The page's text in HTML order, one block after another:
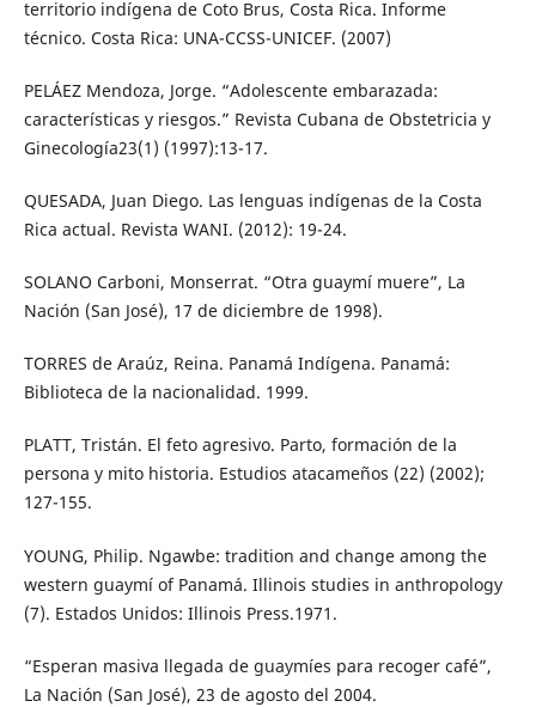
territorio indígena de Coto Brus, Costa Rica. Informe
técnico. Costa Rica: UNA-CCSS-UNICEF. (2007)
PELÁEZ Mendoza, Jorge. “Adolescente embarazada:
características y riesgos.” Revista Cubana de Obstetricia y
Ginecología23(1) (1997):13-17.
QUESADA, Juan Diego. Las lenguas indígenas de la Costa
Rica actual. Revista WANI. (2012): 19-24.
SOLANO Carboni, Monserrat. “Otra guaymí muere”, La
Nación (San José), 17 de diciembre de 1998).
TORRES de Araúz, Reina. Panamá Indígena. Panamá:
Biblioteca de la nacionalidad. 1999.
PLATT, Tristán. El feto agresivo. Parto, formación de la
persona y mito historia. Estudios atacameños (22) (2002);
127-155.
YOUNG, Philip. Ngawbe: tradition and change among the
western guaymí of Panamá. Illinois studies in anthropology
(7). Estados Unidos: Illinois Press.1971.
“Esperan masiva llegada de guaymíes para recoger café”,
La Nación (San José), 23 de agosto del 2004.